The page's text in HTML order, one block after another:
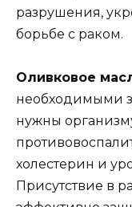
разрушения,
борьбе с раком.
Оливковое
необходимыми
нужны
холестерин и
Присутствие в